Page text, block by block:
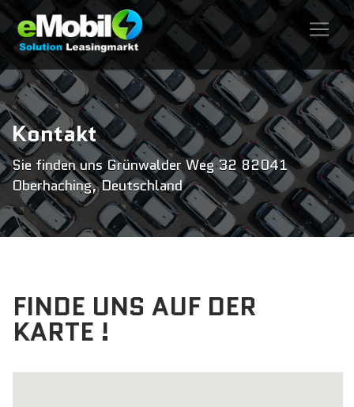
Kontakt
Sie finden uns Grünwalder Weg 32 82041
Oberhaching, Deutschland
FINDE UNS AUF DER
KARTE !